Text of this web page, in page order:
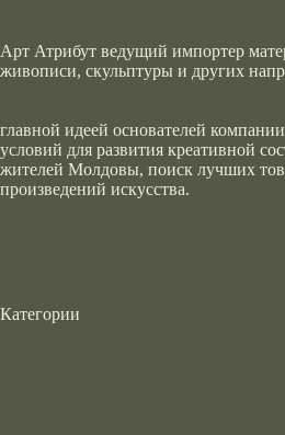
Арт Атрибут ведущий импортер
живописи, скульптуры и других
главной идеей основателей
условий для развития креативной
жителей Молдовы, поиск лучших
произведений искусства.
Категории